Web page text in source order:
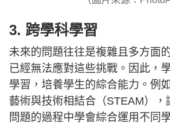
3. 跨學科學習
未來的問題往往是複雜且多方面
已經無法應對這些挑戰。因此，
學習，培養學生的綜合能力。例
藝術與技術相結合（STEAM），
問題的過程中學會綜合運用不同